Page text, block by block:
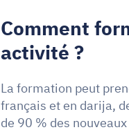
Comment
activité ?
La formation peut
français et en darija,
de 90 % des